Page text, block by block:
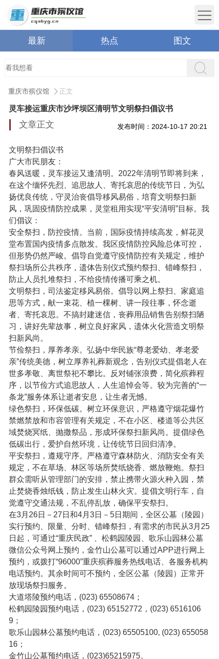
最新 热点 图文
重庆市殡仪馆 正文
灵车接运重庆市沙坪坝区清明节文明祭扫倡议书
文章正文 发布时间：2024-10-17 20:21
文明祭扫倡议书
广大市民朋友：
春风送暖，灵车接运又逢清明。2022年清明节即将到来，
在这个缅怀先烈、追思故人、寄托哀思的传统节日，为弘
扬优良传统，守灵治丧倡导移风易俗，培育文明祭扫新
风，巩固疫情防控成果，灵堂租用实现“平安清明”目标。我
们倡议：
安全祭扫，防控疫情。当前，国际疫情持续高发，鲜花灵
堂布置国内疫情多点散发。我区疫情防控风险总体可控，
但形势仍然严峻。倡导自觉遵守疫情防控有关规定，维护
祭扫场所公共秩序，遗体告别仪式预约祭扫、错峰祭扫，
防止人员扎堆祭扫，不给疫情传播可乘之机。
文明祭扫，司法鉴定移风易俗。倡导以网上祭扫、家庭追
思等方式，献一束花、植一棵树、讲一段往事，怀念逝
者、寄托哀思。不搞封建迷信，丧葬用品销售告别祭扫陋
习，讲好先辈故事，树立良好家风，遗体火化营造文明祭
扫新风尚。
节俭祭扫，厚养孝亲。弘扬中华民族“尊老爱幼、孝老爱
亲”传统美德，树立厚养礼葬新观念，告别仪式提倡老人在
世多孝敬、离世祭祀不攀比。反对铺张浪费，简化殡葬程
序，以节俭方式追思故人，人生追悼会等。较为完善的“一
条龙”服务体系让逝者安息，让生者无憾。
绿色祭扫，环保低碳。树立环保意识，严格遵守烟花爆竹
禁燃禁放和市容管理有关规定，不在小区、楼道等公共区
域焚烧冥纸、抛撒祭品，形成环保祭扫新风尚。提倡绿色
低碳出行，爱护自然环境，让传统节日回归清净。
平安祭扫，遵规守序。严格遵守森林防火、消防安全有关
规定，不在草场、林区等场所焚纸烧香、燃放鞭炮。祭扫
群众需听从管理部门的安排，禁止携带火源火种入园，禁
止焚烧香烛纸钱，防止发生山林火灾。提倡文明行车，自
觉遵守交通法规，不乱停乱放，确保平安祭扫。
在3月26日－27日和4月3日－5日期间，全区公墓（陵园）
实行预约、限量、分时、错峰祭扫，有需求的市民从3月25
日起，可通过“重庆民政” 、松鹤园陵园、歌乐山园林公墓
微信公众号网上预约，金竹山公墓可以通过APP进行网上
预约，或拨打“96000”重庆殡葬服务热线电话、各服务机构
电话预约。其余时间可不预约，全区公墓（陵园）正常开
放现场祭扫服务。
大道塔陵预约电话，(023) 65508674；
松鹤园陵园预约电话，(023) 65152772，(023) 6516106
9；
歌乐山园林公墓预约电话，(023) 65505100, (023) 655058
16；
金竹山公墓预约电话，(023)65215975。